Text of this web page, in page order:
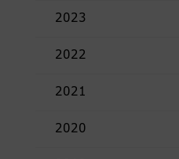
2023
2022
2021
2020